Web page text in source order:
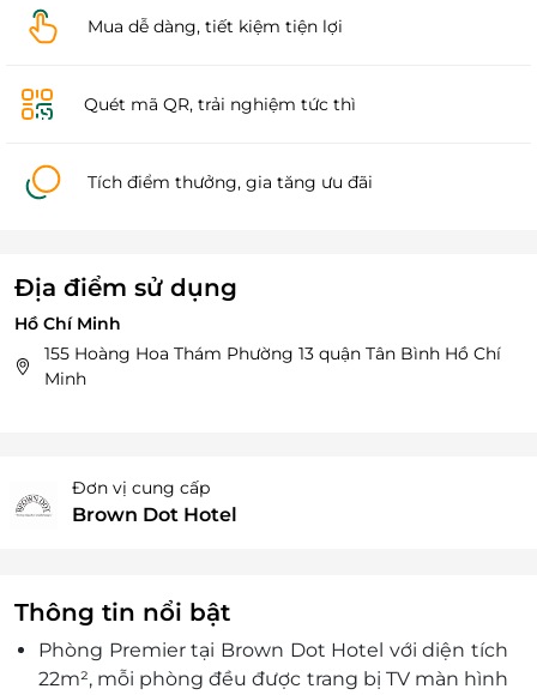
Mua dễ dàng, tiết kiệm tiện lợi
Quét mã QR, trải nghiệm tức thì
Tích điểm thưởng, gia tăng ưu đãi
Địa điểm sử dụng
Hồ Chí Minh
155 Hoàng Hoa Thám Phường 13 quận Tân Bình Hồ Chí
Minh
Đơn vị cung cấp
Brown Dot Hotel
Thông tin nổi bật
Phòng Premier tại Brown Dot Hotel với diện tích
22m², mỗi phòng đều được trang bị TV màn hình